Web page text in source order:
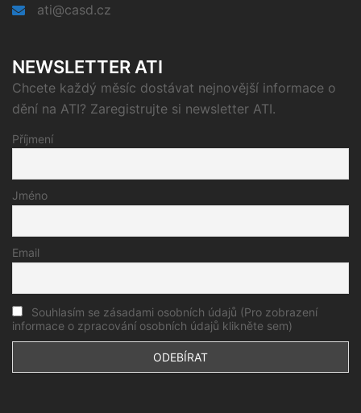
ati@casd.cz
NEWSLETTER ATI
Chcete každý měsíc dostávat nejnovější informace o
dění na ATI? Zaregistrujte si newsletter ATI.
Příjmení
Jméno
Email
Souhlasím se zásadami osobních údajů (Pro zobrazení
informace o zpracování osobních údajů klikněte sem)